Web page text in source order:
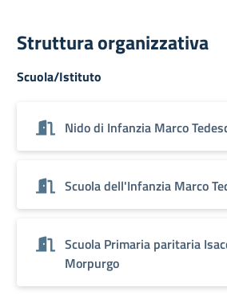
Struttura organizzativa
Scuola/Istituto
Nido di Infanzia Marco
Scuola dell'Infanzia Marco
Scuola Primaria paritaria
Morpurgo